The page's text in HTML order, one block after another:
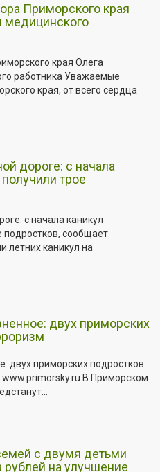
Приморского края
края Олега
работника Уважаемые
края, от всего сердца
дороге: с начала
трое
с начала каникул
подростков, сообщает
летних каникул на
двух приморских
двух приморских подростков
В Приморском
с двумя детьми
на улучшение